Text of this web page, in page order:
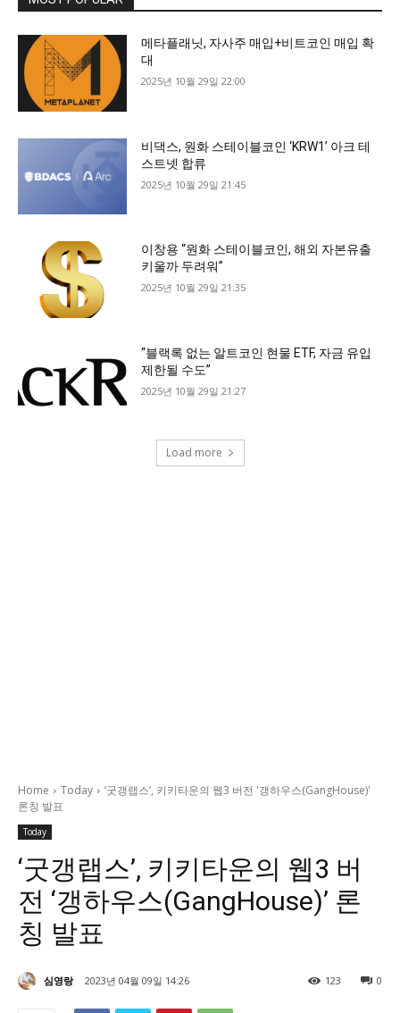
메타플래닛, 자사주 매입+비트코인 매입 확
대
2025년 10월 29일 22:00
비댁스, 원화 스테이블코인 ‘KRW1’ 아크 테
스트넷 합류
2025년 10월 29일 21:45
이창용 “원화 스테이블코인, 해외 자본유출
키울까 두려워”
2025년 10월 29일 21:35
“블랙록 없는 알트코인 현물 ETF, 자금 유입
제한될 수도”
2025년 10월 29일 21:27
Load more